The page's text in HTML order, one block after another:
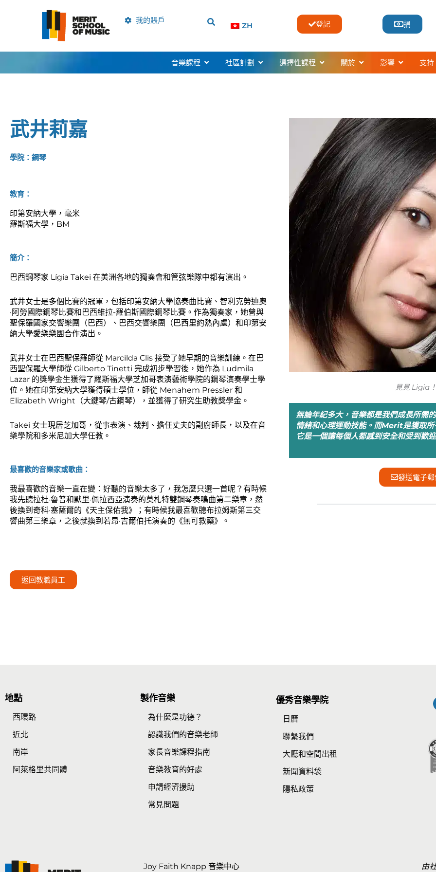
我的賬戶
ZH 登記 捐
音樂課程 開啟Music Classes & Lessons
社區計劃 開啟Community Programs
選擇性課程 開啟Selective Programs
關於 開啟About
影響 開啟Impact
支持
武井莉嘉
學院：鋼琴
教育：
印第安納大學，毫米
羅斯福大學，BM
簡介：
巴西鋼琴家 Lígia Takei 在美洲各地的獨奏會和管弦樂隊中都有演出。
武井女士是多個比賽的冠軍，包括印第安納大學協奏曲比賽、智利克勞迪奧
·阿勞國際鋼琴比賽和巴西維拉-羅伯斯國際鋼琴比賽。作為獨奏家，她曾與
聖保羅國家交響樂團（巴西）、巴西交響樂團（巴西里約熱內盧）和印第安
納大學愛樂樂團合作演出。
武井女士在巴西聖保羅師從 Marcilda Clis 接受了她早期的音樂訓練。在巴
西聖保羅大學師從 Gilberto Tinetti 完成初步學習後，她作為 Ludmila
Lazar 的獎學金生獲得了羅斯福大學芝加哥表演藝術學院的鋼琴演奏學士學
位。她在印第安納大學獲得碩士學位，師從 Menahem Pressler 和
Elizabeth Wright（大鍵琴/古鋼琴），並獲得了研究生助教獎學金。
Takei 女士現居芝加哥，從事表演、裁判、擔任丈夫的副廚師長，以及在音
樂學院和多米尼加大學任教。
最喜歡的音樂家或歌曲：
我最喜歡的音樂一直在變：好聽的音樂太多了，我怎麼只選一首呢？有時候
我先聽拉杜·魯普和默里·佩拉西亞演奏的莫札特雙鋼琴奏鳴曲第二樂章，然
後換到奇科·塞薩爾的《天主保佑我》；有時候我最喜歡聽布拉姆斯第三交
響曲第三樂章，之後就換到若昂·吉爾伯托演奏的《無可救藥》。
返回教職員工
見見 Ligia！
無論年紀多大，音樂都是我們成長所需
情緒和心理運動技能。而Merit是獲取所
它是一個讓每個人都感到安全和受到歡
發送電子郵
地點
西環路
近北
南岸
阿萊格里共同體
製作音樂
為什麼是功德？
認識我們的音樂老師
家長音樂課程指南
音樂教育的好處
申請經濟援助
常見問題
優秀音樂學院
日曆
聯繫我們
大廳和空間出租
新聞資料袋
隱私政策
Joy Faith Knapp 音樂中心 由